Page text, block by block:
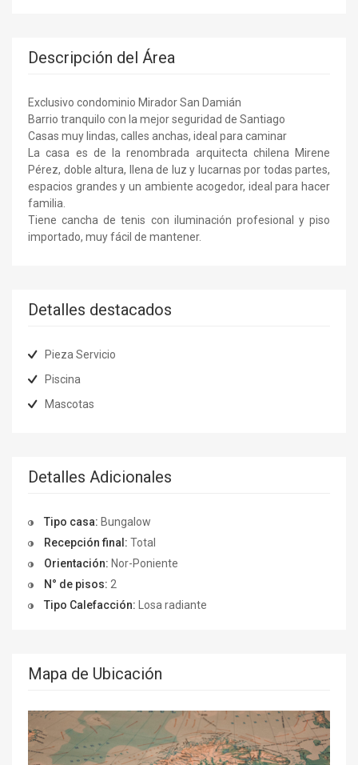
Descripción del Área
Exclusivo condominio Mirador San Damián
Barrio tranquilo con la mejor seguridad de Santiago
Casas muy lindas, calles anchas, ideal para caminar
La casa es de la renombrada arquitecta chilena Mirene
Pérez, doble altura, llena de luz y lucarnas por todas partes,
espacios grandes y un ambiente acogedor, ideal para hacer
familia.
Tiene cancha de tenis con iluminación profesional y piso
importado, muy fácil de mantener.
Detalles destacados
Pieza Servicio
Piscina
Mascotas
Detalles Adicionales
Tipo casa: Bungalow
Recepción final: Total
Orientación: Nor-Poniente
N° de pisos: 2
Tipo Calefacción: Losa radiante
Mapa de Ubicación